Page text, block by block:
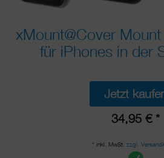
xMount@Cover
für iPhones in der
Jetzt
34,95 € *
* inkl. MwSt. zzgl.